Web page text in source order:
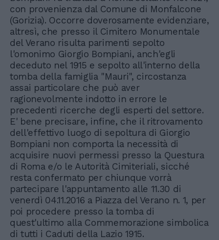
con provenienza dal Comune di Monfalcone
(Gorizia). Occorre doverosamente evidenziare,
altresì, che presso il Cimitero Monumentale
del Verano risulta parimenti sepolto
l'omonimo Giorgio Bompiani, anch'egli
deceduto nel 1915 e sepolto all'interno della
tomba della famiglia "Mauri", circostanza
assai particolare che può aver
ragionevolmente indotto in errore le
precedenti ricerche degli esperti del settore.
E' bene precisare, infine, che il ritrovamento
dell'effettivo luogo di sepoltura di Giorgio
Bompiani non comporta la necessità di
acquisire nuovi permessi presso la Questura
di Roma e/o le Autorità Cimiteriali, sicché
resta confermato per chiunque vorrà
partecipare l'appuntamento alle 11.30 di
venerdì 04.11.2016 a Piazza del Verano n. 1, per
poi procedere presso la tomba di
quest'ultimo alla Commemorazione simbolica
di tutti i Caduti della Lazio 1915.